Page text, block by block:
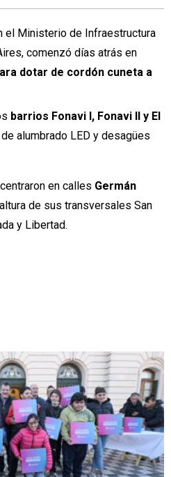
el Ministerio de Infraestructura
comenzó días atrás en
dotar de cordón cuneta a
barrios Fonavi I, Fonavi II y El
alumbrado LED y desagües
en calles Germán
de sus transversales San
y Libertad.